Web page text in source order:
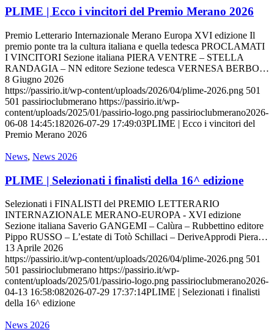
PLIME | Ecco i vincitori del Premio Merano 2026
Premio Letterario Internazionale Merano Europa XVI edizione Il
premio ponte tra la cultura italiana e quella tedesca PROCLAMATI
I VINCITORI Sezione italiana PIERA VENTRE – STELLA
RANDAGIA – NN editore Sezione tedesca VERNESA BERBO…
8 Giugno 2026
https://passirio.it/wp-content/uploads/2026/04/plime-2026.png 501
501 passirioclubmerano https://passirio.it/wp-
content/uploads/2025/01/passirio-logo.png passirioclubmerano2026-
06-08 14:45:182026-07-29 17:49:03PLIME | Ecco i vincitori del
Premio Merano 2026
News, News 2026
PLIME | Selezionati i finalisti della 16^ edizione
Selezionati i FINALISTI del PREMIO LETTERARIO
INTERNAZIONALE MERANO-EUROPA - XVI edizione
Sezione italiana Saverio GANGEMI – Calùra – Rubbettino editore
Pippo RUSSO – L’estate di Totò Schillaci – DeriveApprodi Piera…
13 Aprile 2026
https://passirio.it/wp-content/uploads/2026/04/plime-2026.png 501
501 passirioclubmerano https://passirio.it/wp-
content/uploads/2025/01/passirio-logo.png passirioclubmerano2026-
04-13 16:58:082026-07-29 17:37:14PLIME | Selezionati i finalisti
della 16^ edizione
News 2026